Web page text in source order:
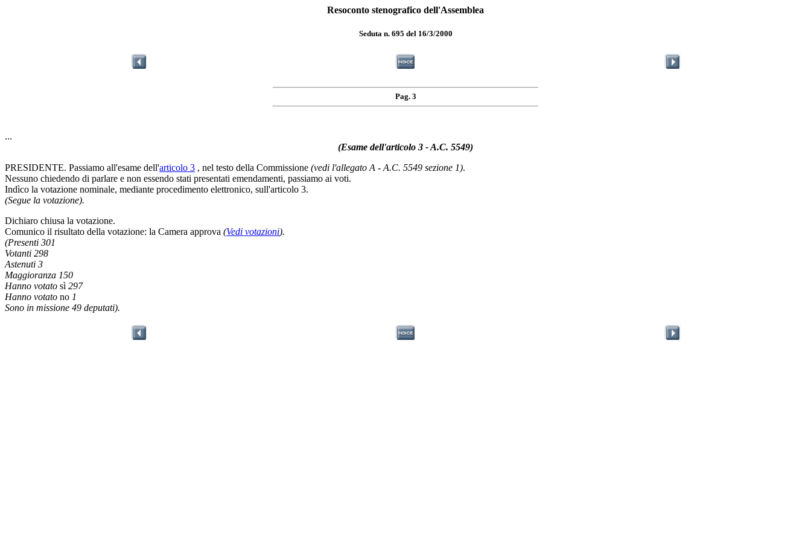
Resoconto stenografico dell'Assemblea
Seduta n. 695 del 16/3/2000
Pag. 3
...
(Esame dell'articolo 3 - A.C. 5549)
PRESIDENTE. Passiamo all'esame dell'articolo 3 , nel testo della Commissione (vedi l'allegato A - A.C. 5549 sezione 1).
Nessuno chiedendo di parlare e non essendo stati presentati emendamenti, passiamo ai voti.
Indìco la votazione nominale, mediante procedimento elettronico, sull'articolo 3.
(Segue la votazione).
Dichiaro chiusa la votazione.
Comunico il risultato della votazione: la Camera approva (Vedi votazioni).
(Presenti 301
Votanti 298
Astenuti 3
Maggioranza 150
Hanno votato sì 297
Hanno votato no 1
Sono in missione 49 deputati).